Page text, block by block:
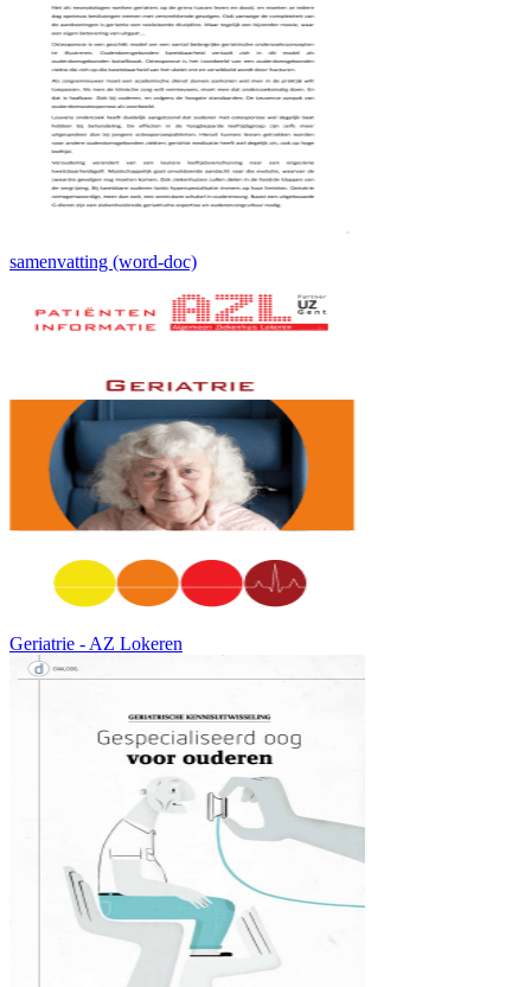
samenvatting (word-doc)
Geriatrie - AZ Lokeren